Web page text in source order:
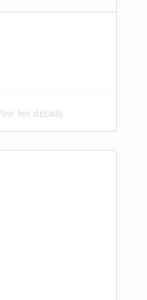
les détails